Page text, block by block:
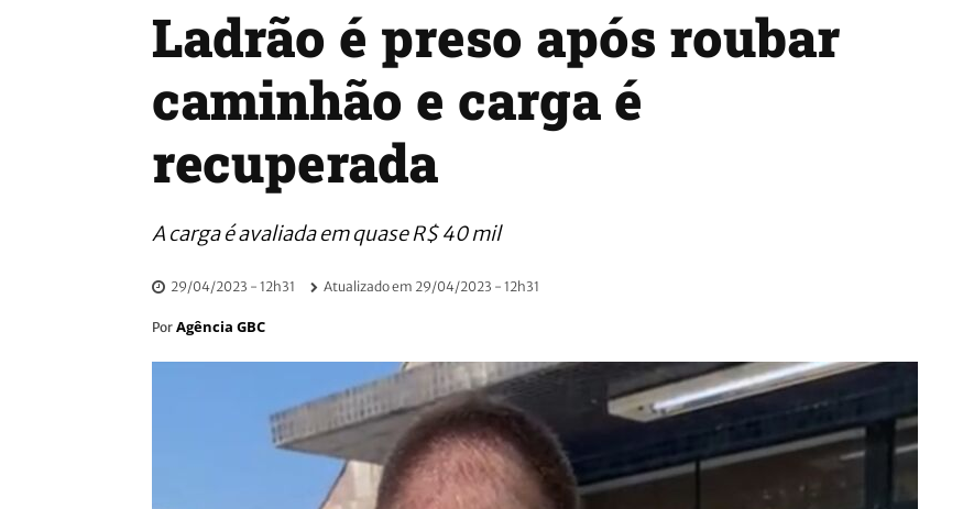
Ladrão é preso após roubar
caminhão e carga é
recuperada
A carga é avaliada em quase R$ 40 mil
29/04/2023 - 12h31 Atualizado em 29/04/2023 - 12h31
Por Agência GBC